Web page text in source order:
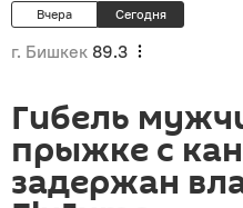
Вчера Сегодня
г. Бишкек 89.3
Гибель
прыжке с
задержан